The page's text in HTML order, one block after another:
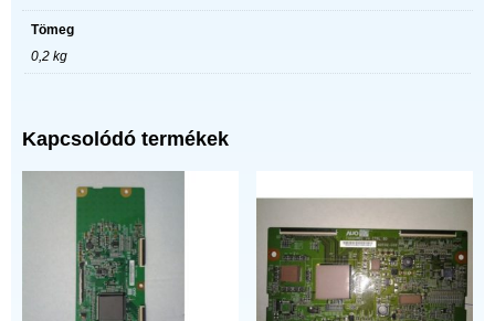
Tömeg
0,2 kg
Kapcsolódó termékek